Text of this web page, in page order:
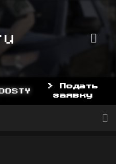
BOOSTY.TO/
> Подать
заявку